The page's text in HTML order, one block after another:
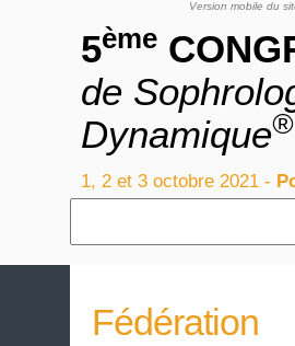
5ème
de
Dynamique®
1, 2 et 3 octobre 2021 -
Fédération